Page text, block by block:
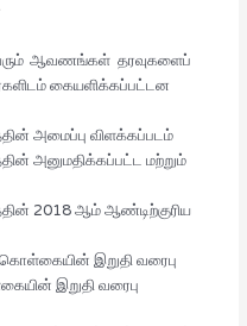
ஆவணங்கள் தரவுகளைப்
கையளிக்கப்பட்டன
அமைப்பு விளக்கப்படம்
அனுமதிக்கப்பட்ட மற்றும்
2018 ஆம் ஆண்டிற்குரிய
இறுதி வரைபு
இறுதி வரைபு